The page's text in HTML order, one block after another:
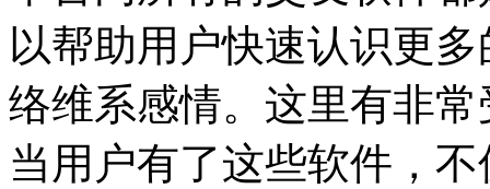
以帮助用户快速认识更
络维系感情。这里有非
当用户有了这些软件，